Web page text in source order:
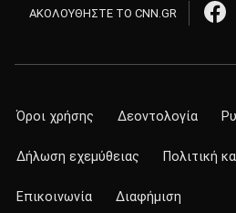
ΑΚΟΛΟΥΘΗΣΤΕ ΤΟ CNN.GR
Όροι χρήσης Δεοντολογία
Δήλωση εχεμύθειας Πολιτική
Επικοινωνία Διαφήμιση